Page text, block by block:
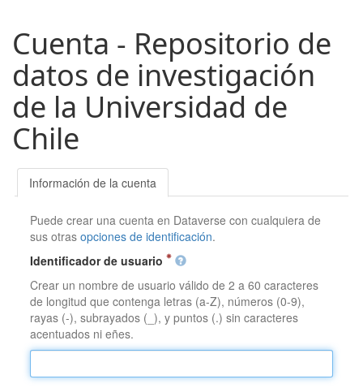
Cuenta - Repositorio de
datos de investigación
de la Universidad de
Chile
Información de la cuenta
Puede crear una cuenta en Dataverse con cualquiera de
sus otrasopciones de identificación.
Identificador de usuario
Crear un nombre de usuario válido de 2 a 60 caracteres
de longitud que contenga letras (a-Z), números (0-9),
rayas (-), subrayados (_), y puntos (.) sin caracteres
acentuados ni eñes.